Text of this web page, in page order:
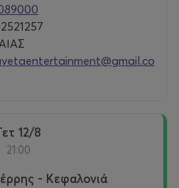
Τετ 12/8
21:00
- Κεφαλονιά